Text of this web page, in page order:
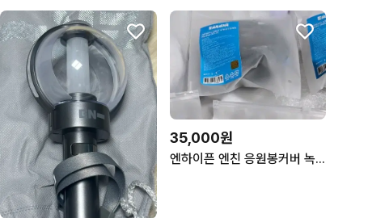
35,000원
엔하이픈 엔친 응원봉커버 녹스타